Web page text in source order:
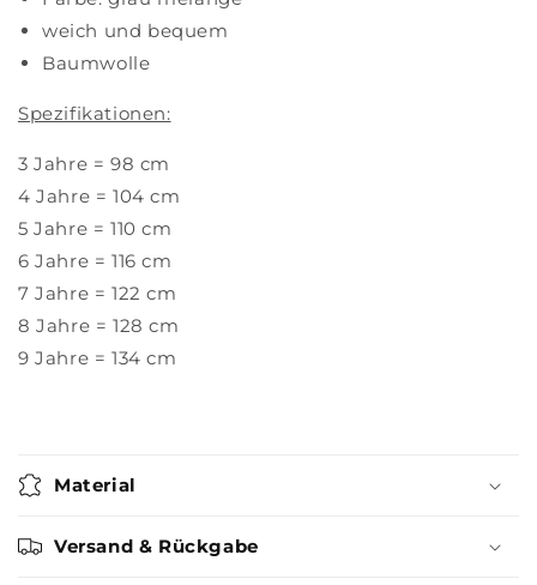
weich und bequem
Baumwolle
Spezifikationen:
3 Jahre = 98 cm
4 Jahre = 104 cm
5 Jahre = 110 cm
6 Jahre = 116 cm
7 Jahre = 122 cm
8 Jahre = 128 cm
9 Jahre = 134 cm
Material
Versand & Rückgabe